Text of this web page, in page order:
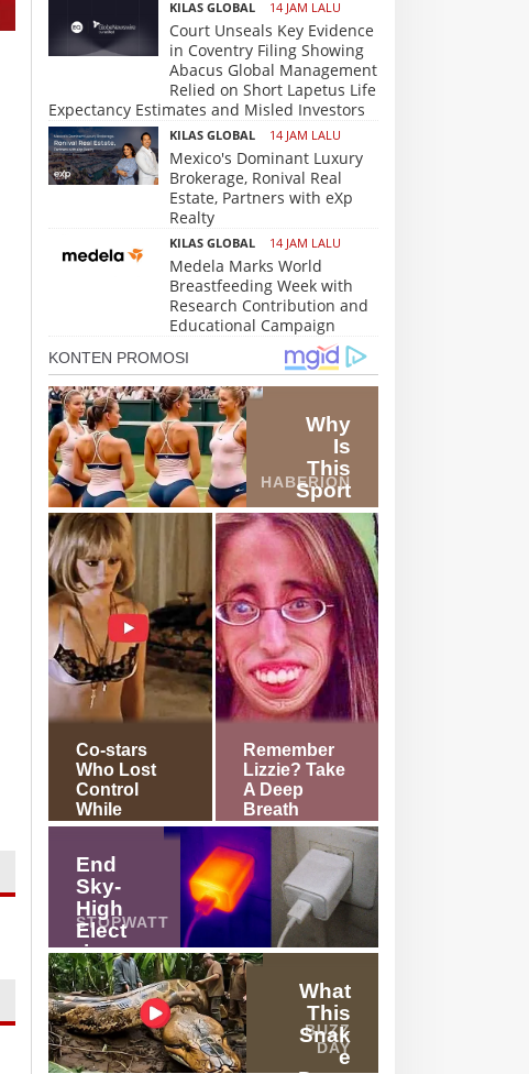
KILAS GLOBAL 14 JAM LALU
Court Unseals Key Evidence
in Coventry Filing Showing
Abacus Global Management
Relied on Short Lapetus Life
Expectancy Estimates and Misled Investors
KILAS GLOBAL 14 JAM LALU
Mexico's Dominant Luxury
Brokerage, Ronival Real
Estate, Partners with eXp
Realty
KILAS GLOBAL 14 JAM LALU
Medela Marks World
Breastfeeding Week with
Research Contribution and
Educational Campaign